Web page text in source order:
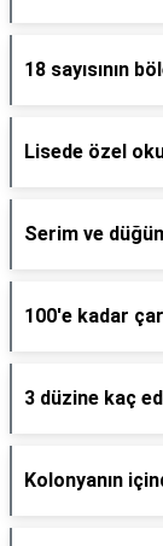
18 sayısının
Lisede özel
Serim ve
100'e kadar
3 düzine kaç
Kolonyanın